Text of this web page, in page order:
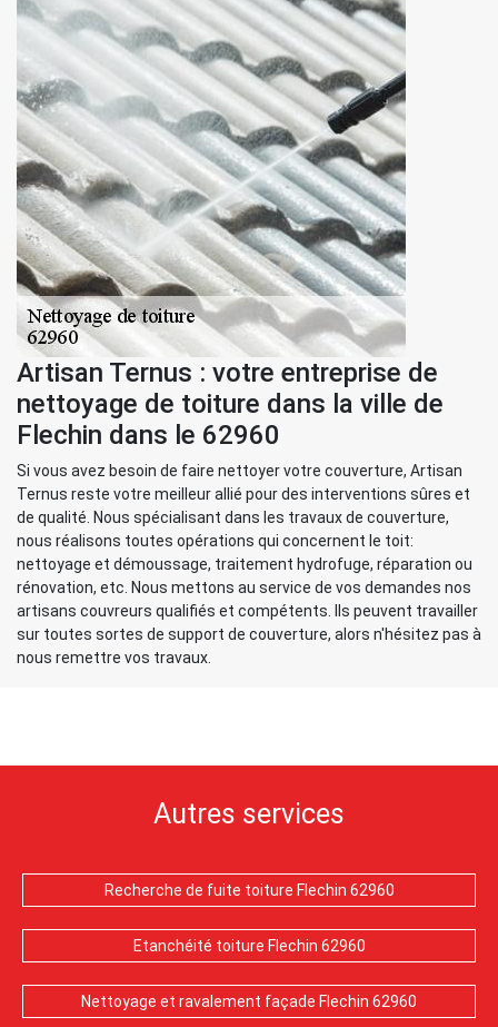
Artisan Ternus : votre entreprise de
nettoyage de toiture dans la ville de
Flechin dans le 62960
Si vous avez besoin de faire nettoyer votre couverture, Artisan
Ternus reste votre meilleur allié pour des interventions sûres et
de qualité. Nous spécialisant dans les travaux de couverture,
nous réalisons toutes opérations qui concernent le toit:
nettoyage et démoussage, traitement hydrofuge, réparation ou
rénovation, etc. Nous mettons au service de vos demandes nos
artisans couvreurs qualifiés et compétents. Ils peuvent travailler
sur toutes sortes de support de couverture, alors n'hésitez pas à
nous remettre vos travaux.
Autres services
Recherche de fuite toiture Flechin 62960
Etanchéité toiture Flechin 62960
Nettoyage et ravalement façade Flechin 62960